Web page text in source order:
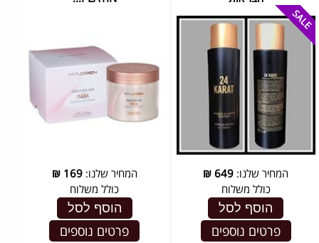
המחיר שלנו: 649
₪
כולל משלוח
הוסף לסל
פרטים נוספים
המחיר שלנו:169
₪
כולל משלוח
הוסף לסל
פרטים נוספים